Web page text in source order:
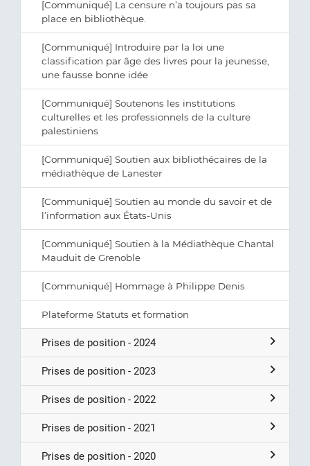
[Communiqué] La censure n’a toujours pas sa
place en bibliothèque.
[Communiqué] Introduire par la loi une
classification par âge des livres pour la jeunesse,
une fausse bonne idée
[Communiqué] Soutenons les institutions
culturelles et les professionnels de la culture
palestiniens
[Communiqué] Soutien aux bibliothécaires de la
médiathèque de Lanester
[Communiqué] Soutien au monde du savoir et de
l’information aux États-Unis
[Communiqué] Soutien à la Médiathèque Chantal
Mauduit de Grenoble
[Communiqué] Hommage à Philippe Denis
Plateforme Statuts et formation
Prises de position - 2024
Prises de position - 2023
Prises de position - 2022
Prises de position - 2021
Prises de position - 2020